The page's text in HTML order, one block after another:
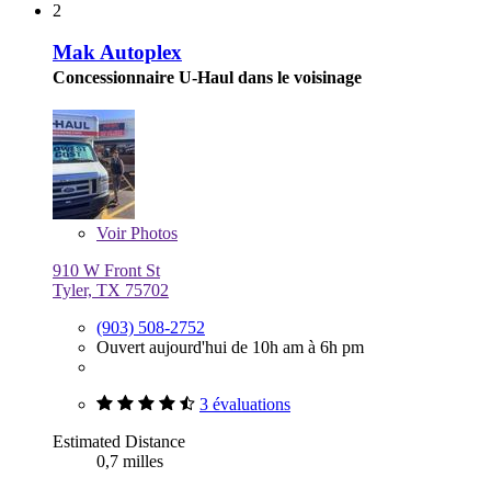
2
Mak Autoplex
Concessionnaire U-Haul dans le voisinage
VoirPhotos
910 W Front St
Tyler, TX 75702
(903) 508-2752
Ouvert aujourd'hui de 10h am à 6h pm
3 évaluations
Estimated Distance
0,7 milles